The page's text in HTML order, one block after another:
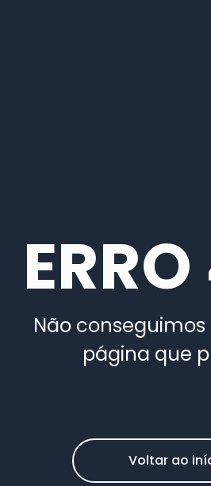
Não
página que
Voltar ao